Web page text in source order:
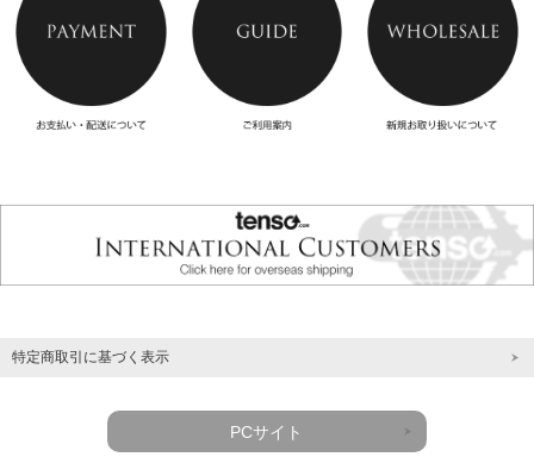
特定商取引に基づく表示
PCサイト